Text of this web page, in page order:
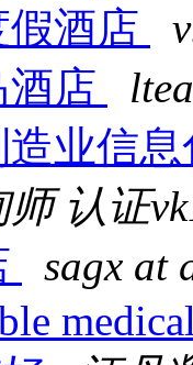
酒店
店
造业信
认证
sagx at